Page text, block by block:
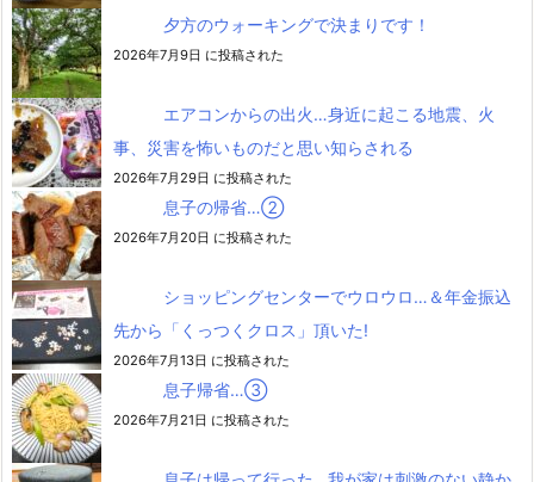
夕方のウォーキングで決まりです！
2026年7月9日 に投稿された
エアコンからの出火…身近に起こる地震、火
事、災害を怖いものだと思い知らされる
2026年7月29日 に投稿された
息子の帰省…②
2026年7月20日 に投稿された
ショッピングセンターでウロウロ…＆年金振込
先から「くっつくクロス」頂いた!
2026年7月13日 に投稿された
息子帰省…③
2026年7月21日 に投稿された